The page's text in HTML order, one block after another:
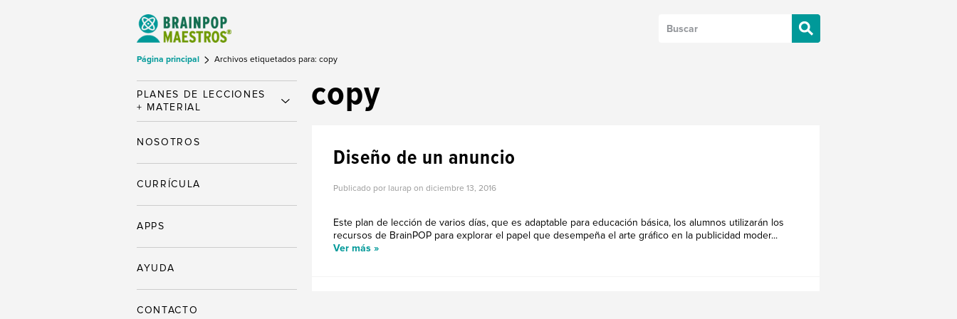
Página principal Archivos etiquetados para: copy
copy
Diseño de un anuncio
Publicado por laurap on diciembre 13, 2016
Este plan de lección de varios días, que es adaptable para educación básica, los alumnos utilizarán los
recursos de BrainPOP para explorar el papel que desempeña el arte gráfico en la publicidad moder...
Ver más »
PLANES DE LECCIONES
+ MATERIAL
NOSOTROS
CURRÍCULA
APPS
AYUDA
CONTACTO